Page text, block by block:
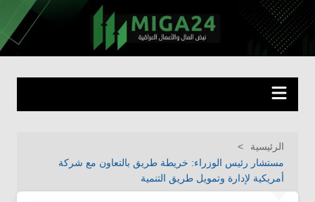
التجاوز
إلى
المحتوى
miga24.com نبض المال والأعمال العراقية
الرئيسية
مستشار رئيس الوزراء: خريطة طريق بالتعاون مع شركة
أمريكية لإدارة وتمويل طريق التنمية